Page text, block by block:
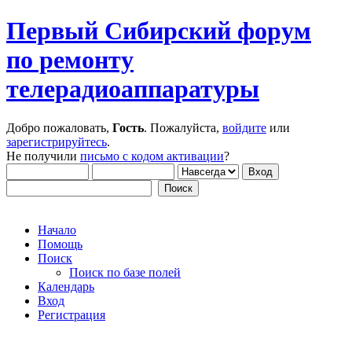
Первый Сибирский форум
по ремонту
телерадиоаппаратуры
Добро пожаловать, Гость. Пожалуйста, войдите или
зарегистрируйтесь.
Не получили письмо с кодом активации?
Начало
Помощь
Поиск
Поиск по базе полей
Календарь
Вход
Регистрация